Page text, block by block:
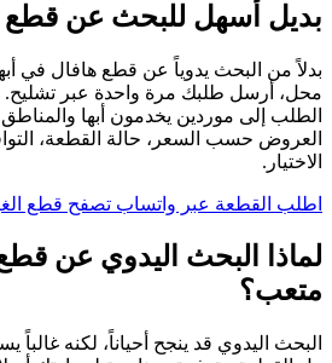
بديل أسهل للبحث عن قطع
بدلاً من البحث يدوياً عن قطع هافال في
محل، أرسل طلبك مرة واحدة عبر
الطلب إلى موردين يخدمون أبها والمناطق
العروض حسب السعر، حالة القطعة،
الاختيار.
اطلب القطعة عبر واتساب تصفح قطع
لماذا البحث اليدوي عن
متعب؟
البحث اليدوي قد ينجح أحياناً، لكنه